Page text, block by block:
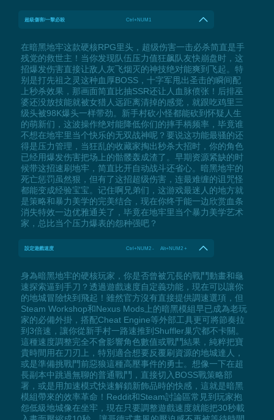
超級傷害/一擊必殺 Ctrl+NUM1
在暗黑地牢这款硬核RPG里头，超级伤害一击必杀简直是手
残党的救世主！当你发现队伍压力值狂飙队友快崩盘时，这
招爆发伤害直接让敌人灰飞烟灭的神技绝对能爽到飞起。特
别是打先祖之灵这种血厚BOSS，十字军甩出圣击的瞬间配
上秒杀效果，那画面简直比抽SSR还让人血脉偾张！后排巫
婆还没放技能就被女猎人远距离清掉的感觉，就跟吃鸡里三
级头被98K爆头一样带劲。新手村砍小怪都能砍到怀疑人生
的萌新们，这波操作绝对能降低你们的摔手柄频率，毕竟谁
不想在地牢里当个快乐的无双战神呢？要说这功能最骚的还
得是压力管理，当狂乱的收藏家掏出秒杀大招时，你的角色
已经用爆发伤害把场上的骷髅轰成渣了。早期资源紧缺的时
候带这招速刷地牢，简直比开自动战斗还省心。暗黑地牢的
死亡惩罚虽然狠，但有了这招超级伤害，连最难缠的诅咒怪
都能变成经验宝宝。记住啊兄弟们，这游戏最迷人的地方就
是策略和暴力美学的完美结合，现在你终于能一边欣赏血条
消失特效一边优雅通关了，毕竟在地牢里当个暴力美学艺术
家，总比当个压力爆表的怨种强吧？
設定遊戲速度 Ctrl+NUM2 - Alt+NUM2 +
身為暗黑地牢的硬核玩家，你是否曾被冗長的戰鬥動畫和龜
速探索逼到手刀？透過遊戲速度自定義功能，現在可以讓你
的地城冒險快到飛起！雖然官方沒有直接提供調速選項，但
Steam Workshop和Nexus Mods上的暗黑模組早已成為老玩
家的必備外掛，搭配Cheat Engine等外部工具更可將節奏拉
到3倍速，讓你從新手村一路速推到Shuffler巢穴都不卡關。
這種速度調整完全不會影響角色數值或戰鬥結果，純粹把寶
貴時間用在刀刃上，特別適合想要反覆刷資源的地城達人，
或是準備挑戰門前惡狼這種高壓事件的勇士。想像一下在超
長副本中跳過無聊的普通戰鬥，直接切入BOSS戰策略部
署，或是用加速模式快速解鎖新飾品時的快感，這就是暗黑
模組帶來的效率革命！Reddit和Steam討論區常見到玩家抱
怨低級地城像在坐牢，現在只要調整遊戲速度就能把30秒載